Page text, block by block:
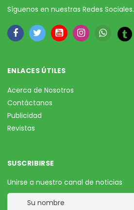
Síguenos en nuestras Redes Sociales.
ENLACES ÚTILES
Acerca de Nosotros
Contáctanos
Publicidad
Revistas
SUSCRIBIRSE
Unirse a nuestro canal de noticias